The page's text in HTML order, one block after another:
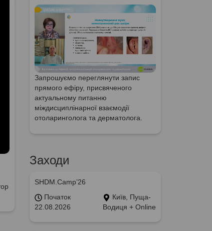
Запрошуємо переглянути запис
прямого ефіру, присвяченого
актуальному питанню
міждисциплінарної взаємодії
отоларинголога та дерматолога.
Заходи
SHDM.Camp’26
Початок
22.08.2026
Київ, Пуща-
Водиця + Online